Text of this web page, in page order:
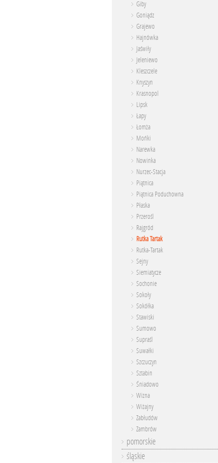
Giby
Goniądz
Grajewo
Hajnówka
Jaświły
Jeleniewo
Kleszczele
Knyszyn
Krasnopol
Lipsk
Łapy
Łomża
Mońki
Narewka
Nowinka
Nurzec-Stacja
Piątnica
Piątnica Poduchowna
Płaska
Przerośl
Rajgród
Rutka Tartak
Rutka-Tartak
Sejny
Siemiatycze
Sochonie
Sokoły
Sokółka
Stawiski
Sumowo
Supraśl
Suwałki
Szczuczyn
Sztabin
Śniadowo
Wizna
Wiżajny
Zabłudów
Zambrów
pomorskie
śląskie